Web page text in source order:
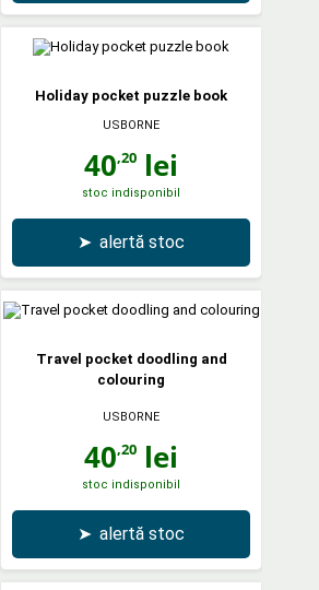
Holiday pocket puzzle book
USBORNE
40,20 lei
stoc indisponibil
➤ alertă stoc
Travel pocket doodling and
colouring
USBORNE
40,20 lei
stoc indisponibil
➤ alertă stoc